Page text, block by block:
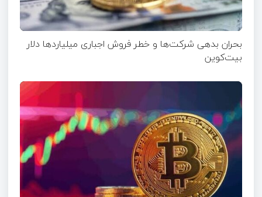
بحران بدهی شرکت‌ها و خطر فروش اجباری میلیاردها دلار
بیت‌کوین